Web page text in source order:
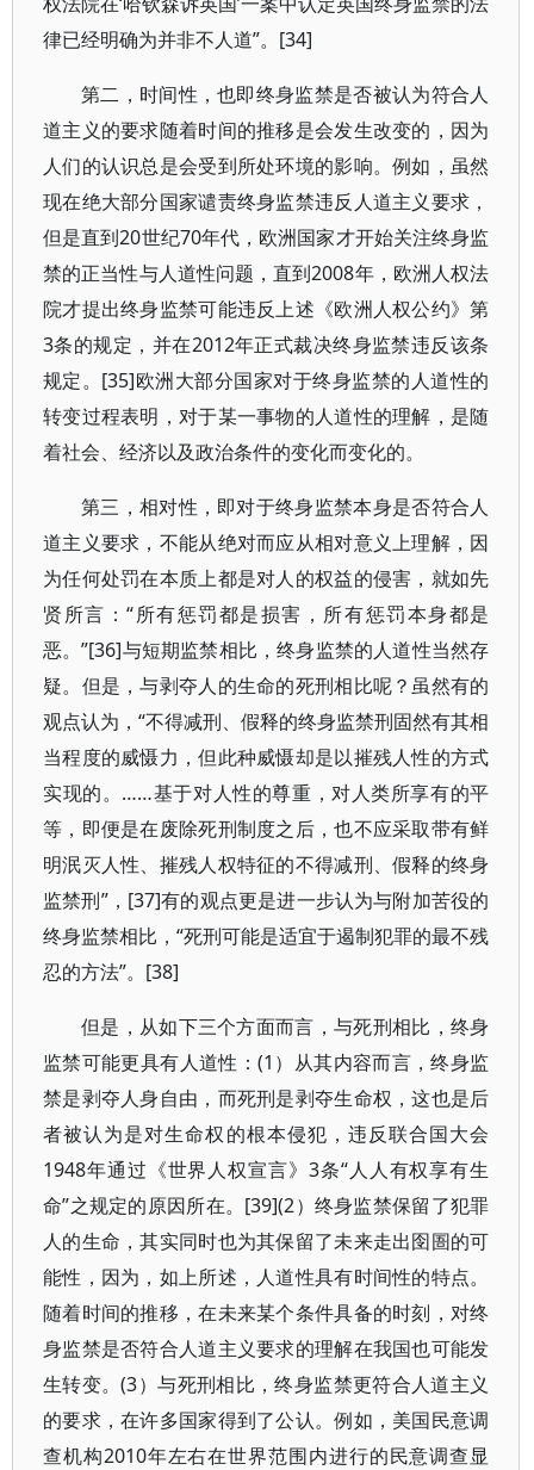
律已经明确为并非不人道”。[34]
第二，时间性，也即终身监禁是否被认为符合人
道主义的要求随着时间的推移是会发生改变的，因为
人们的认识总是会受到所处环境的影响。例如，虽然
现在绝大部分国家谴责终身监禁违反人道主义要求，
但是直到20世纪70年代，欧洲国家才开始关注终身监
禁的正当性与人道性问题，直到2008年，欧洲人权法
院才提出终身监禁可能违反上述《欧洲人权公约》第
3条的规定，并在2012年正式裁决终身监禁违反该条
规定。[35]欧洲大部分国家对于终身监禁的人道性的
转变过程表明，对于某一事物的人道性的理解，是随
着社会、经济以及政治条件的变化而变化的。
第三，相对性，即对于终身监禁本身是否符合人
道主义要求，不能从绝对而应从相对意义上理解，因
为任何处罚在本质上都是对人的权益的侵害，就如先
贤所言：“所有惩罚都是损害，所有惩罚本身都是
恶。”[36]与短期监禁相比，终身监禁的人道性当然存
疑。但是，与剥夺人的生命的死刑相比呢？虽然有的
观点认为，“不得减刑、假释的终身监禁刑固然有其相
当程度的威慑力，但此种威慑却是以摧残人性的方式
实现的。……基于对人性的尊重，对人类所享有的平
等，即便是在废除死刑制度之后，也不应采取带有鲜
明泯灭人性、摧残人权特征的不得减刑、假释的终身
监禁刑”，[37]有的观点更是进一步认为与附加苦役的
终身监禁相比，“死刑可能是适宜于遏制犯罪的最不残
忍的方法”。[38]
但是，从如下三个方面而言，与死刑相比，终身
监禁可能更具有人道性：(1）从其内容而言，终身监
禁是剥夺人身自由，而死刑是剥夺生命权，这也是后
者被认为是对生命权的根本侵犯，违反联合国大会
1948年通过《世界人权宣言》3条“人人有权享有生
命”之规定的原因所在。[39](2）终身监禁保留了犯罪
人的生命，其实同时也为其保留了未来走出囹圄的可
能性，因为，如上所述，人道性具有时间性的特点。
随着时间的推移，在未来某个条件具备的时刻，对终
身监禁是否符合人道主义要求的理解在我国也可能发
生转变。(3）与死刑相比，终身监禁更符合人道主义
的要求，在许多国家得到了公认。例如，美国民意调
查机构2010年左右在世界范围内进行的民意调查显